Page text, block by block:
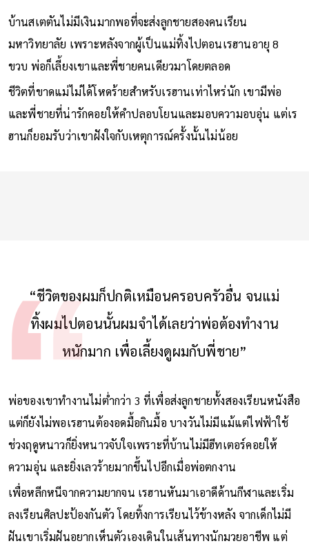
บ้านสเตตันไม่มีเงินมากพอที่จะส่งลูกชายสองคนเรียน
มหาวิทยาลัย เพราะหลังจากผู้เป็นแม่ทิ้งไปตอนเรฮานอายุ 8
ขวบ พ่อก็เลี้ยงเขาและพี่ชายคนเดียวมาโดยตลอด
ชีวิตที่ขาดแม่ไม่ได้โหดร้ายสำหรับเรฮานเท่าไหร่นัก เขามีพ่อ
และพี่ชายที่น่ารักคอยให้คำปลอบโยนและมอบความอบอุ่น แต่เร
ฮานก็ยอมรับว่าเขาฝังใจกับเหตุการณ์ครั้งนั้นไม่น้อย
“ชีวิตของผมก็ปกติเหมือนครอบครัวอื่น จนแม่
ทิ้งผมไปตอนนั้นผมจำได้เลยว่าพ่อต้องทำงาน
หนักมาก เพื่อเลี้ยงดูผมกับพี่ชาย”
พ่อของเขาทำงานไม่ต่ำกว่า 3 ที่เพื่อส่งลูกชายทั้งสองเรียนหนังสือ
แต่ก็ยังไม่พอเรฮานต้องอดมื้อกินมื้อ บางวันไม่มีแม้แต่ไฟฟ้าใช้
ช่วงฤดูหนาวก็ยิ่งหนาวจับใจเพราะที่บ้านไม่มีฮีทเตอร์คอยให้
ความอุ่น และยิ่งเลวร้ายมากขึ้นไปอีกเมื่อพ่อตกงาน
เพื่อหลีกหนีจากความยากจน เรฮานหันมาเอาดีด้านกีฬาและเริ่ม
ลงเรียนศิลปะป้องกันตัว โดยทิ้งการเรียนไว้ข้างหลัง จากเด็กไม่มี
ฝันเขาเริ่มฝันอยากเห็นตัวเองเดินในเส้นทางนักมวยอาชีพ แต่